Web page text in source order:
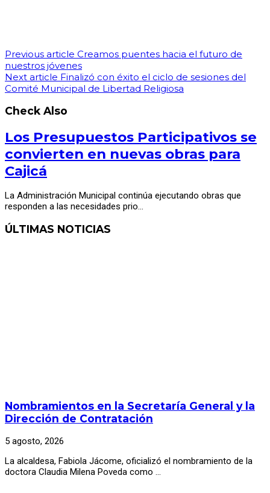
Previous article Creamos puentes hacia el futuro de
nuestros jóvenes
Next article Finalizó con éxito el ciclo de sesiones del
Comité Municipal de Libertad Religiosa
Check Also
Los Presupuestos Participativos se
convierten en nuevas obras para
Cajicá
La Administración Municipal continúa ejecutando obras que
responden a las necesidades prio…
ÚLTIMAS NOTICIAS
Nombramientos en la Secretaría General y la
Dirección de Contratación
5 agosto, 2026
La alcaldesa, Fabiola Jácome, oficializó el nombramiento de la
doctora Claudia Milena Poveda como …